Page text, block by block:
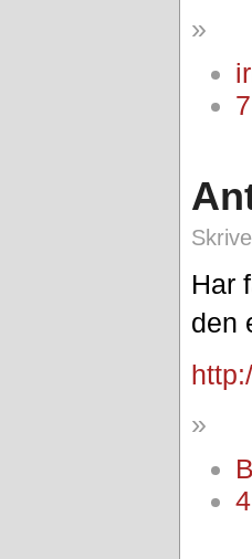
»
Har
den
»